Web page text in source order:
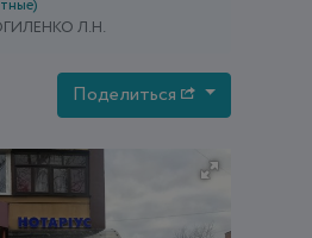
Л.Н.
Поделиться